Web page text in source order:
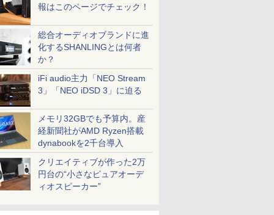
報はこのページでチェック！
総合オーディオブランドに進
化するSHANLINGとは何者
か？
iFi audio主力「NEO Stream
3」「NEO iDSD 3」に迫る
メモリ32GBでも予算内。産
経新聞社がAMD Ryzen搭載
dynabookを2千台導入
クリエイティブが作った2万
円台の“小さなピュアオーデ
ィオスピーカー”